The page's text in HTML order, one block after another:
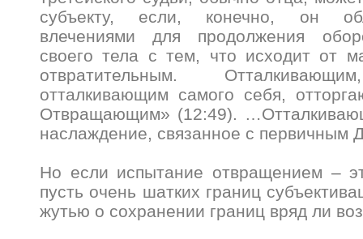
субъекту, если, конечно, он
влечениями для продолжения
своего тела с тем, что исходит от
отвратительным.
отталкивающим самого себя,
Отвращающим» (12:49).
наслаждение, связанное с первичным
Но если испытание отвращением –
пусть очень шатких границ
жутью о сохранении границ вряд ли